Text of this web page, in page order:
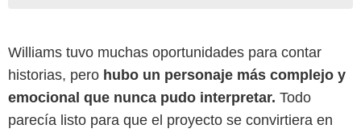
Williams tuvo muchas oportunidades para contar
historias, pero hubo un personaje más complejo y
emocional que nunca pudo interpretar. Todo
parecía listo para que el proyecto se convirtiera en